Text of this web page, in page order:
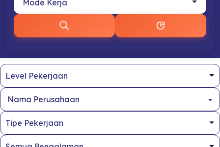
Nama Perusahaan